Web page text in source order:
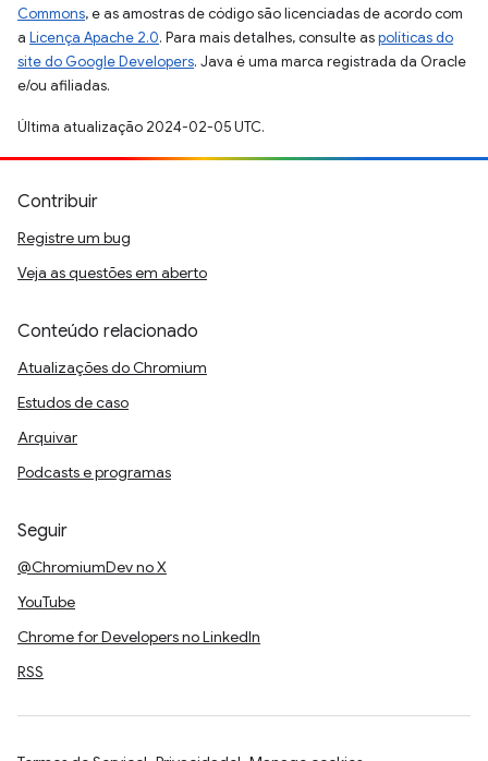
Commons, e as amostras de código são licenciadas de acordo com
a Licença Apache 2.0. Para mais detalhes, consulte aspolíticas do
site do Google Developers. Java é uma marca registrada da Oracle
e/ou afiliadas.
Última atualização 2024-02-05 UTC.
Contribuir
Registre um bug
Veja as questões em aberto
Conteúdo relacionado
Atualizações do Chromium
Estudos de caso
Arquivar
Podcasts e programas
Seguir
@ChromiumDev no X
YouTube
Chrome for Developers no LinkedIn
RSS